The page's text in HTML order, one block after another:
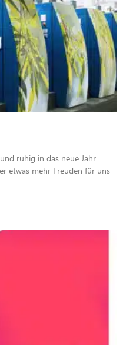
ruhig in das neue Jahr
etwas mehr Freuden für uns